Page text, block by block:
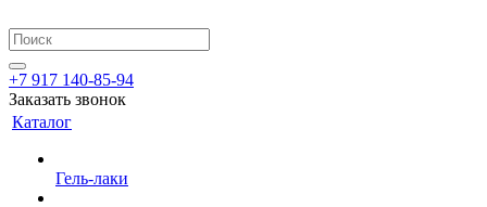
+7 917 140-85-94
Заказать звонок
Каталог
Гель-лаки